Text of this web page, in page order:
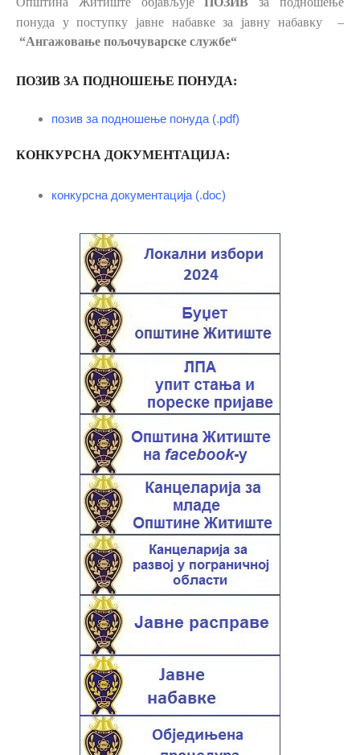
понуда у поступку јавне набавке за јавну набавку–
“Ангажовање пољочуварске службе“
ПОЗИВ ЗА ПОДНОШЕЊЕ ПОНУДА:
позив за подношење понуда (.pdf)
КОНКУРСНА ДОКУМЕНТАЦИЈА:
конкурсна документација (.doc)